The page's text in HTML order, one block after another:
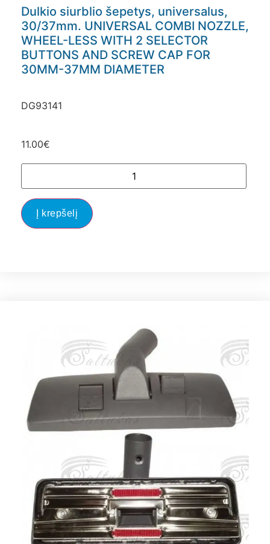
Dulkio siurblio šepetys, universalus,
30/37mm. UNIVERSAL COMBI NOZZLE,
WHEEL-LESS WITH 2 SELECTOR
BUTTONS AND SCREW CAP FOR
30MM-37MM DIAMETER
DG93141
11.00€
Į krepšelį